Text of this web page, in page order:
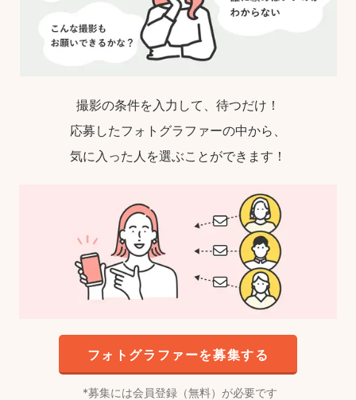
撮影の条件を入力して、待つだけ！
応募したフォトグラファーの中から、
気に入った人を選ぶことができます！
フォトグラファーを募集する
募集には会員登録（無料）が必要です